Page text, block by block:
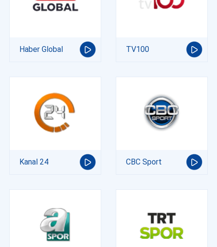
Haber Global TV100
Kanal 24 CBC Sport